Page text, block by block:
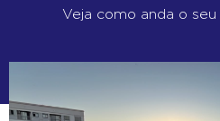
Veja como anda o